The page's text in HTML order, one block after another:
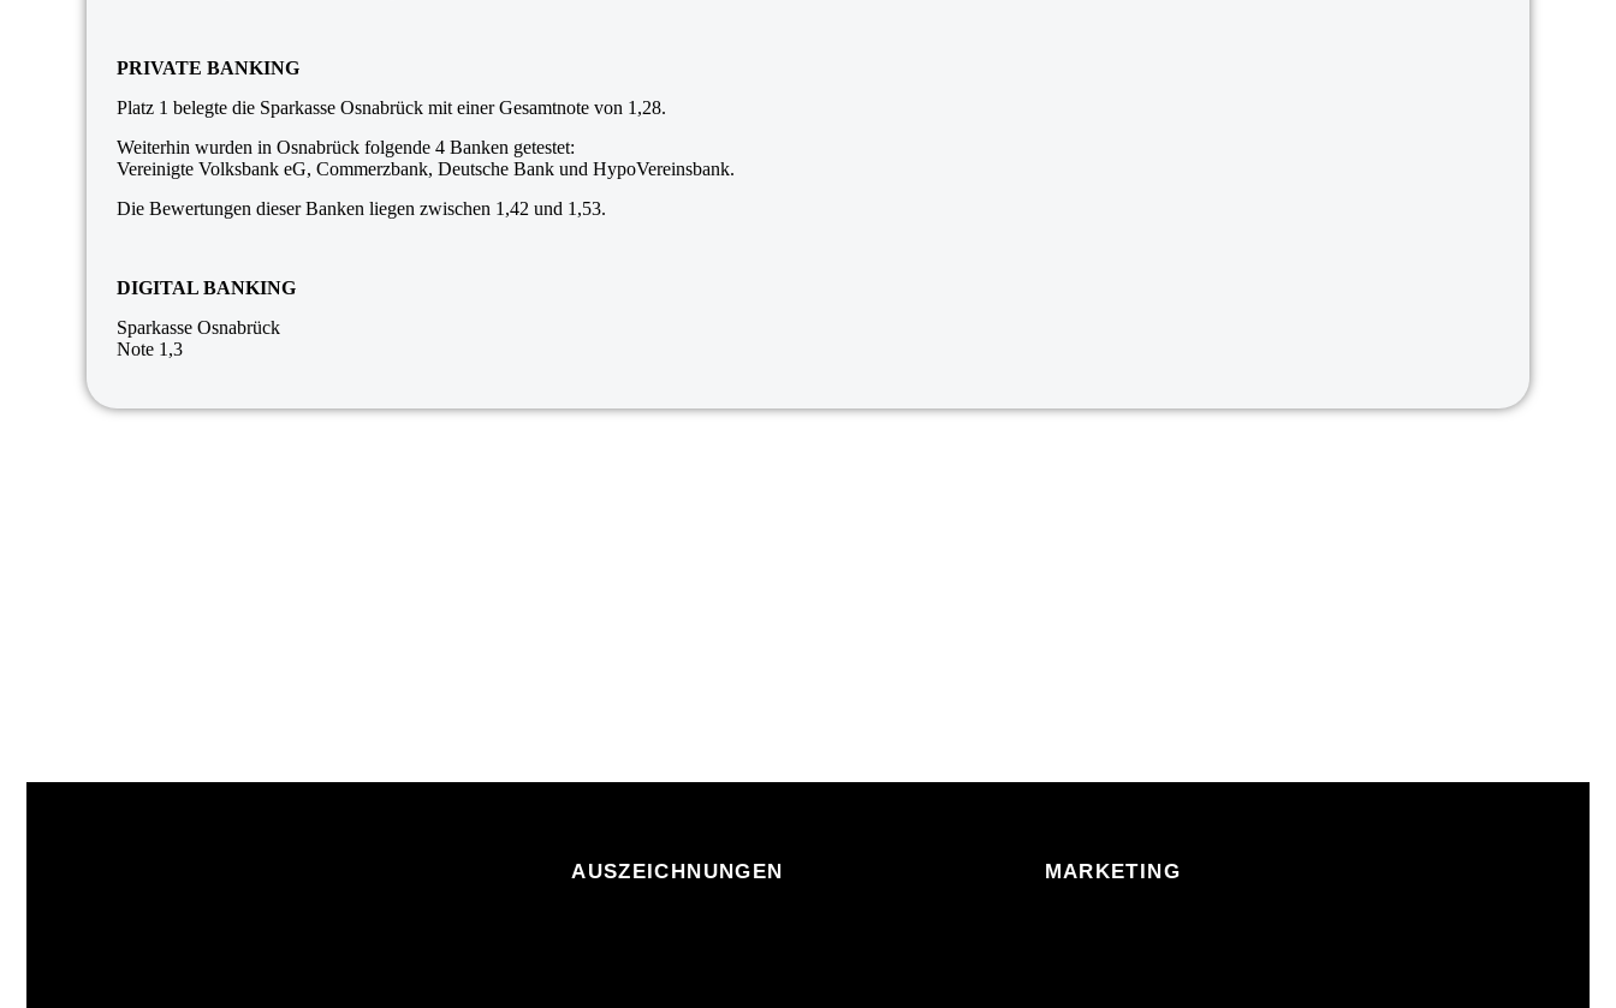
PRIVATE BANKING
Platz 1 belegte die Sparkasse Osnabrück mit einer Gesamtnote von 1,28.
Weiterhin wurden in Osnabrück folgende 4 Banken getestet:
Vereinigte Volksbank eG, Commerzbank, Deutsche Bank und HypoVereinsbank.
Die Bewertungen dieser Banken liegen zwischen 1,42 und 1,53.
DIGITAL BANKING
Sparkasse Osnabrück
Note 1,3
AUSZEICHNUNGEN MARKETING